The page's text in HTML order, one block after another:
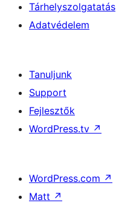
Tárhelyszolgatatás
Adatvédelem
Tanuljunk
Support
Fejlesztők
WordPress.tv ↗
WordPress.com ↗
Matt ↗